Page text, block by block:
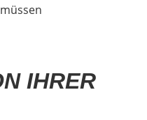
IHRER